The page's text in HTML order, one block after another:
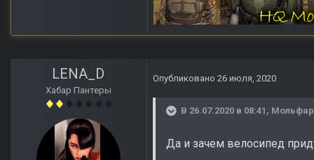
LENA_D
Хабар Пантеры
Опубликовано 26 июля, 2020
В 26.07.2020 в 08:41, Мольфар
Да и зачем велосипед